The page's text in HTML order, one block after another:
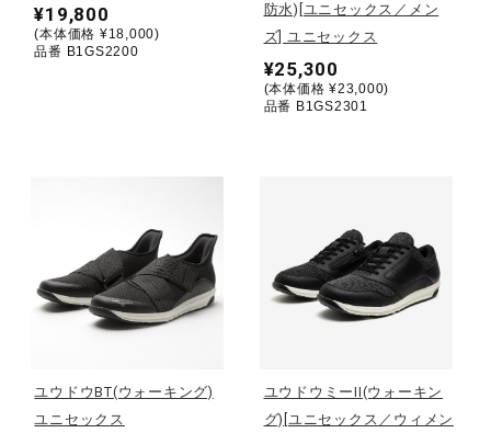
サポーター
メディカル
¥19,800
(本体価格 ¥18,000)
品番 B1GS2200
防水)[ユニセックス／メン
ズ] ユニセックス
¥25,300
(本体価格 ¥23,000)
品番 B1GS2301
ユウドウBT(ウォーキング)
ユニセックス
ユウドウミーII(ウォーキン
グ)[ユニセックス／ウィメン